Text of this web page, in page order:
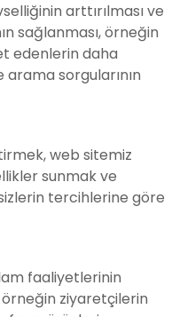
arttırılması ve
sağlanması, örneğin
edenlerin daha
sorgularının
web sitemiz
sunmak ve
tercihlerine göre
faaliyetlerinin
ziyaretçilerin